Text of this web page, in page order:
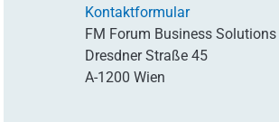
Kontaktformular
FM Forum Business Solutions
Dresdner Straße 45
A-1200 Wien